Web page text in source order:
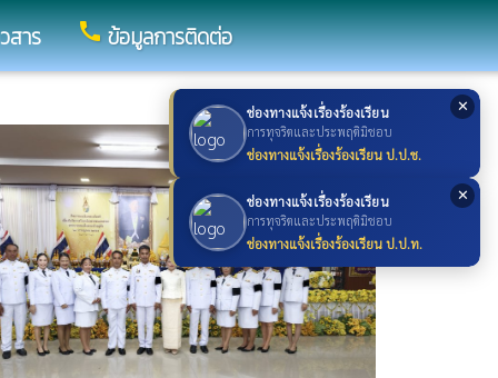
✕
ช่องทางแจ้งเรื่องร้องเรียน
การทุจริตและประพฤติมิชอบ
ช่องทางแจ้งเรื่องร้องเรียน ป.ป.ช.
✕
ช่องทางแจ้งเรื่องร้องเรียน
การทุจริตและประพฤติมิชอบ
ช่องทางแจ้งเรื่องร้องเรียน ป.ป.ท.
สาร callข้อมูลการติดต่อ